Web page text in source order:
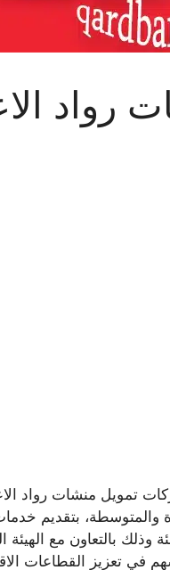
رواد
تمويل منشات رواد
والمتوسطة، بتقديم
وذلك بالتعاون مع
في تعزيز القطاعات